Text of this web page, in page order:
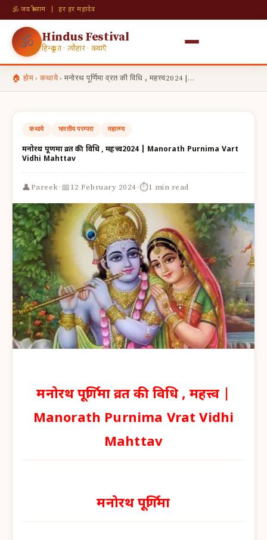
🕉 जय श्री राम | हर हर महादेव
🕉 Hindus Festival
हिन्दू व्रत · त्यौहार · कथाएँ
🏠 होम› कथाये› मनोरथ पूर्णिमा व्रत की विधि , महत्त्व2024 |…
कथाये भारतीय परम्परा महात्म्य
मनोरथ पूर्णिमा व्रत की विधि , महत्त्व2024 | Manorath Purnima Vart
Vidhi Mahttav
👤Pareek·📅12 February 2024·⏱1 min read
मनोरथ पूर्णिमा व्रत की विधि , महत्त्व |
Manorath Purnima Vrat Vidhi
Mahttav
मनोरथ पूर्णिमा